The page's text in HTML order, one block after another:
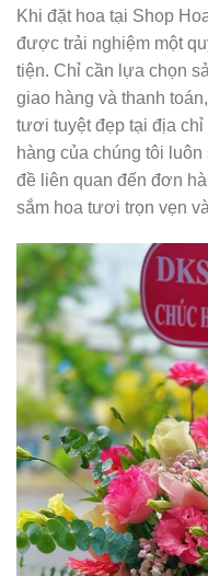
Khi đặt hoa tại Shop
được trải nghiệm một
tiện. Chỉ cần lựa chọn
giao hàng và thanh
tươi tuyệt đẹp tại địa
hàng của chúng tôi
đề liên quan đến đơn
sắm hoa tươi trọn vẹn